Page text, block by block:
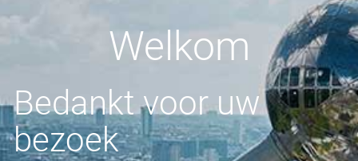
Welkom
Bedankt voor uw
bezoek